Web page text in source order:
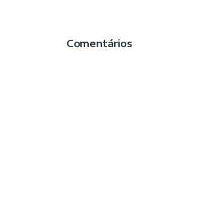
Comentários